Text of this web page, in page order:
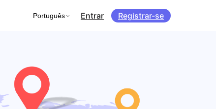
Português Entrar Registrar-se